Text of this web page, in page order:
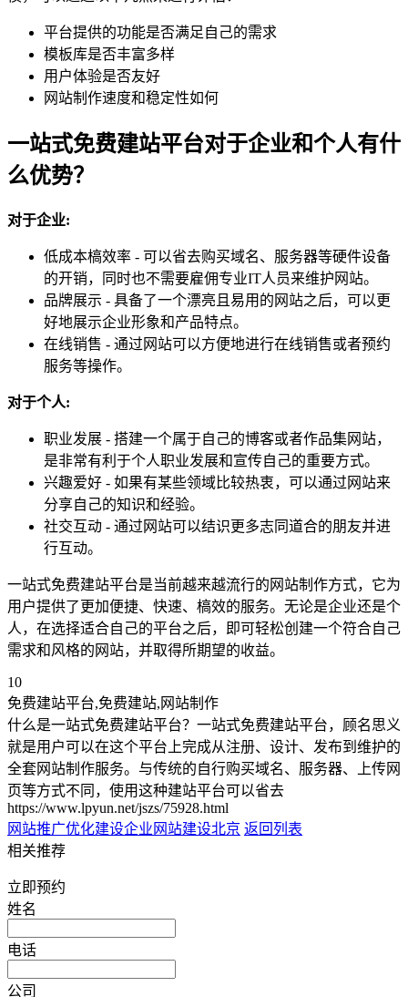
平台提供的功能是否满足自己的需求
模板库是否丰富多样
用户体验是否友好
网站制作速度和稳定性如何
一站式免费建站平台对于企业和个人有什
么优势？
对于企业:
低成本槁效率 - 可以省去购买域名、服务器等硬件设备
的开销，同时也不需要雇佣专业IT人员来维护网站。
品牌展示 - 具备了一个漂亮且易用的网站之后，可以更
好地展示企业形象和产品特点。
在线销售 - 通过网站可以方便地进行在线销售或者预约
服务等操作。
对于个人:
职业发展 - 搭建一个属于自己的博客或者作品集网站，
是非常有利于个人职业发展和宣传自己的重要方式。
兴趣爱好 - 如果有某些领域比较热衷，可以通过网站来
分享自己的知识和经验。
社交互动 - 通过网站可以结识更多志同道合的朋友并进
行互动。
一站式免费建站平台是当前越来越流行的网站制作方式，它为
用户提供了更加便捷、快速、槁效的服务。无论是企业还是个
人，在选择适合自己的平台之后，即可轻松创建一个符合自己
需求和风格的网站，并取得所期望的收益。
10
免费建站平台,免费建站,网站制作
什么是一站式免费建站平台？一站式免费建站平台，顾名思义
就是用户可以在这个平台上完成从注册、设计、发布到维护的
全套网站制作服务。与传统的自行购买域名、服务器、上传网
页等方式不同，使用这种建站平台可以省去
https://www.lpyun.net/jszs/75928.html
网站推广优化建设企业网站建设北京 返回列表
相关推荐
立即预约
姓名
电话
公司